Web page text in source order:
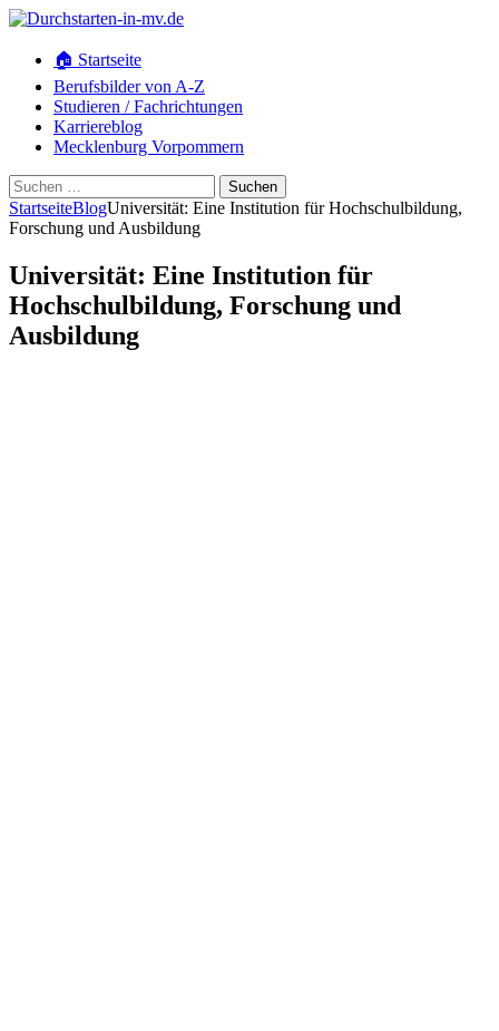
🏠 Startseite
Berufsbilder von A-Z
Studieren / Fachrichtungen
Karriereblog
Mecklenburg Vorpommern
Suchen
nach:
StartseiteBlogUniversität: Eine Institution für Hochschulbildung,
Forschung und Ausbildung
Universität: Eine Institution für
Hochschulbildung, Forschung und
Ausbildung